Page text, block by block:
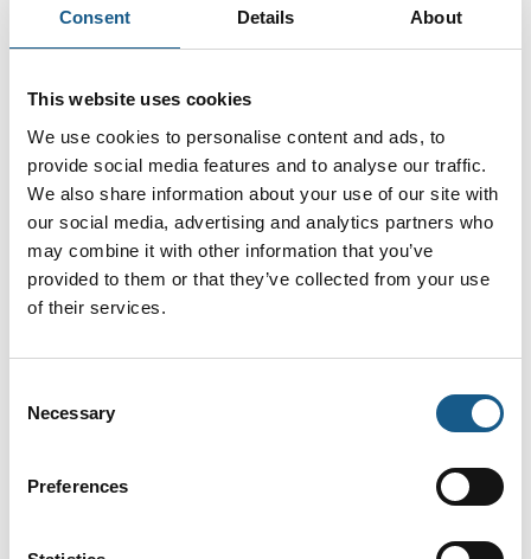
Consent Details About
This website uses cookies
We use cookies to personalise content and ads, to
provide social media features and to analyse our traffic.
We also share information about your use of our site with
our social media, advertising and analytics partners who
may combine it with other information that you’ve
provided to them or that they’ve collected from your use
of their services.
Selection
Necessary
Preferences
SICK udvikler OD7000 Præcision -
sensoren til krævende målinger i
mikrometer
På messen
Laserafstandssensoren Dx80 med
Ethernet-interface: Præcis
afstandsmåling – direkte forbundet
safeRS3 porteføljeudvidelse –
nytænkning af sikkerhed
På messen